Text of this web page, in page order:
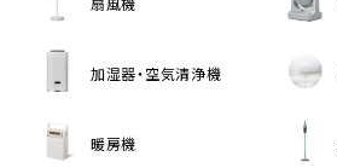
加湿器・空気清浄機
暖房機